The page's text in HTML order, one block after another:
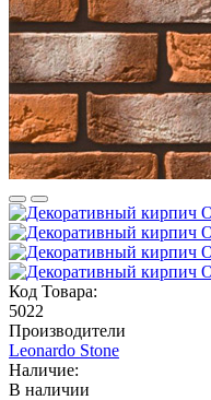
Код Товара:
5022
Производители
Leonardo Stone
Наличие:
В наличии